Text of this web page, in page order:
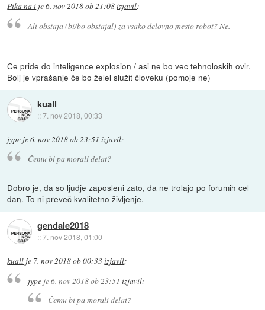
Pika na i je6. nov 2018 ob 21:08izjavil:
Ali obstaja (bi/bo obstajal) za vsako delovno mesto robot? Ne.
Ce pride do inteligence explosion / asi ne bo vec tehnoloskih ovir.
Bolj je vprašanje če bo želel služit človeku (pomoje ne)
kuall
::7. nov 2018, 00:33
jype je6. nov 2018 ob 23:51 izjavil:
Čemu bi pa morali delat?
Dobro je, da so ljudje zaposleni zato, da ne trolajo po forumih cel
dan. To ni preveč kvalitetno življenje.
gendale2018
::7. nov 2018, 01:00
kuall je 7. nov 2018 ob 00:33izjavil:
jypeje6. nov 2018 ob 23:51 izjavil:
Čemu bi pa morali delat?